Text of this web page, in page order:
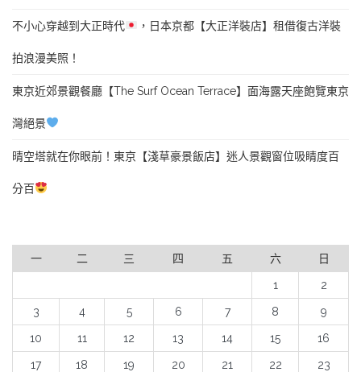
不小心穿越到大正時代 ，日本京都【大正洋裝店】租借復古洋裝
拍浪漫美照！
東京近郊景觀餐廳【The Surf Ocean Terrace】面海露天座飽覽東京
灣絕景
晴空塔就在你眼前！東京【淺草豪景飯店】迷人景觀窗位吸睛度百
分百
一 二 三 四 五 六 日
1 2
3 4 5 6 7 8 9
10 11 12 13 14 15 16
17 18 19 20 21 22 23